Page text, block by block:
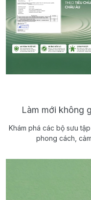
Làm mới không
Khám phá các bộ sưu
phong cách,